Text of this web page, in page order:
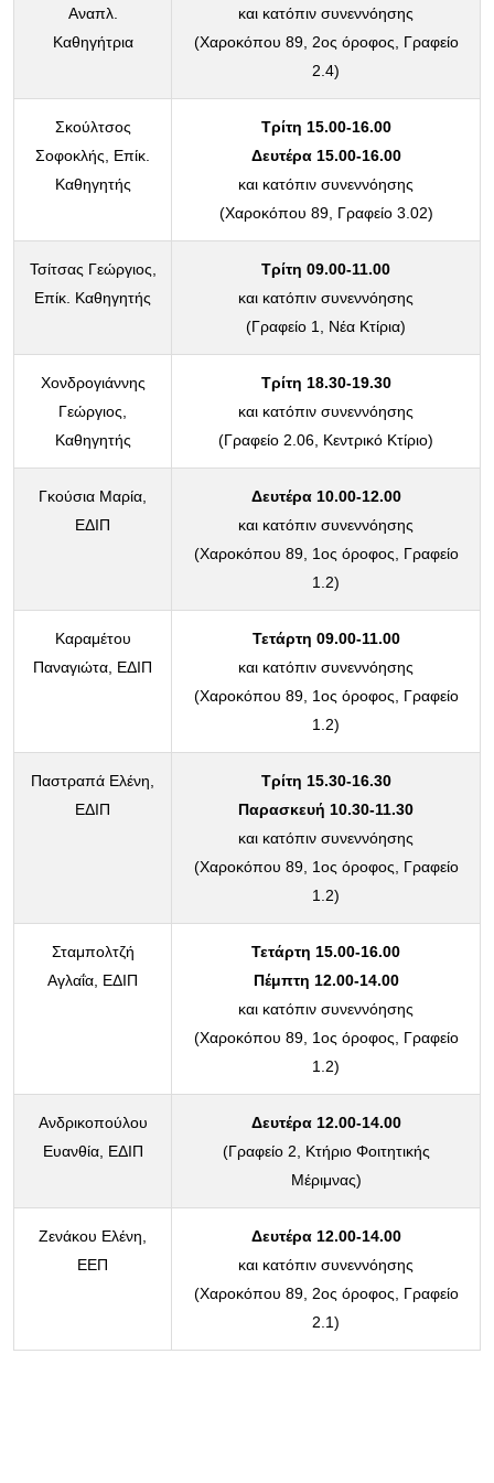
Αναπλ.
Καθηγήτρια
και κατόπιν συνεννόησης
(Χαροκόπου 89, 2ος όροφος, Γραφείο
2.4)
Σκούλτσος
Σοφοκλής, Επίκ.
Καθηγητής
Τρίτη 15.00-16.00
Δευτέρα 15.00-16.00
και κατόπιν συνεννόησης
(Χαροκόπου 89, Γραφείο 3.02)
Τσίτσας Γεώργιος,
Επίκ. Καθηγητής
Τρίτη 09.00-11.00
και κατόπιν συνεννόησης
(Γραφείο 1, Νέα Κτίρια)
Χονδρογιάννης
Γεώργιος,
Καθηγητής
Τρίτη 18.30-19.30
και κατόπιν συνεννόησης
(Γραφείο 2.06, Κεντρικό Κτίριο)
Γκούσια Μαρία,
ΕΔΙΠ
Δευτέρα 10.00-12.00
και κατόπιν συνεννόησης
(Χαροκόπου 89, 1ος όροφος, Γραφείο
1.2)
Καραμέτου
Παναγιώτα, ΕΔΙΠ
Τετάρτη 09.00-11.00
και κατόπιν συνεννόησης
(Χαροκόπου 89, 1ος όροφος, Γραφείο
1.2)
Παστραπά Ελένη,
ΕΔΙΠ
Τρίτη 15.30-16.30
Παρασκευή 10.30-11.30
και κατόπιν συνεννόησης
(Χαροκόπου 89, 1ος όροφος, Γραφείο
1.2)
Σταμπολτζή
Αγλαΐα, ΕΔΙΠ
Τετάρτη 15.00-16.00
Πέμπτη 12.00-14.00
και κατόπιν συνεννόησης
(Χαροκόπου 89, 1ος όροφος, Γραφείο
1.2)
Ανδρικοπούλου
Ευανθία, ΕΔΙΠ
Δευτέρα 12.00-14.00
(Γραφείο 2, Κτήριο Φοιτητικής
Μέριμνας)
Ζενάκου Ελένη,
ΕΕΠ
Δευτέρα 12.00-14.00
και κατόπιν συνεννόησης
(Χαροκόπου 89, 2ος όροφος, Γραφείο
2.1)